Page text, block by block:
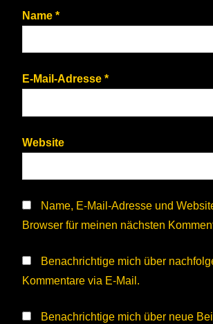
Name *
E-Mail-Adresse *
Website
Name, E-Mail-Adresse und
Browser für meinen nächsten
Benachrichtige mich über
Kommentare via E-Mail.
Benachrichtige mich über neue